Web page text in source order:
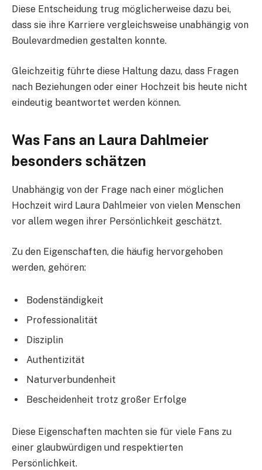
Diese Entscheidung trug möglicherweise dazu bei,
dass sie ihre Karriere vergleichsweise unabhängig von
Boulevardmedien gestalten konnte.
Gleichzeitig führte diese Haltung dazu, dass Fragen
nach Beziehungen oder einer Hochzeit bis heute nicht
eindeutig beantwortet werden können.
Was Fans an Laura Dahlmeier
besonders schätzen
Unabhängig von der Frage nach einer möglichen
Hochzeit wird Laura Dahlmeier von vielen Menschen
vor allem wegen ihrer Persönlichkeit geschätzt.
Zu den Eigenschaften, die häufig hervorgehoben
werden, gehören:
Bodenständigkeit
Professionalität
Disziplin
Authentizität
Naturverbundenheit
Bescheidenheit trotz großer Erfolge
Diese Eigenschaften machten sie für viele Fans zu
einer glaubwürdigen und respektierten
Persönlichkeit.